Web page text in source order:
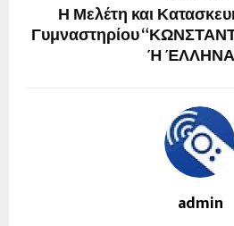
Η Μελέτη και
Γυμναστηρίου
Ή
admin